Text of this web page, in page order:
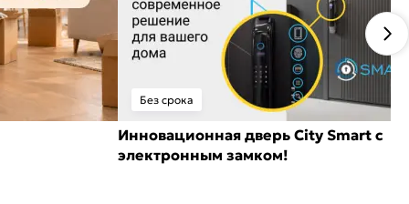
Без срока
Инновационная дверь City Smart с
электронным замком!